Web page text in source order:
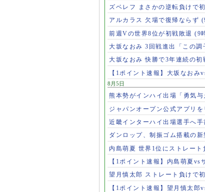
ズベレフ まさかの逆転負けで
アルカラス 欠場で復帰ならず
前週Vの世界8位が初戦敗退 (9
大坂なおみ 3回戦進出「この調
大坂なおみ 快勝で3年連続の初
【1ポイント速報】大坂なおみ
8月5日
熊本勢がインハイ出場「勇気与
ジャパンオープン公式アプリ
近畿インターハイ出場選手へ
ダンロップ、制振ゴム搭載の
内島萌夏 世界1位にストレート
【1ポイント速報】内島萌夏vs
望月慎太郎 ストレート負けで
【1ポイント速報】望月慎太郎